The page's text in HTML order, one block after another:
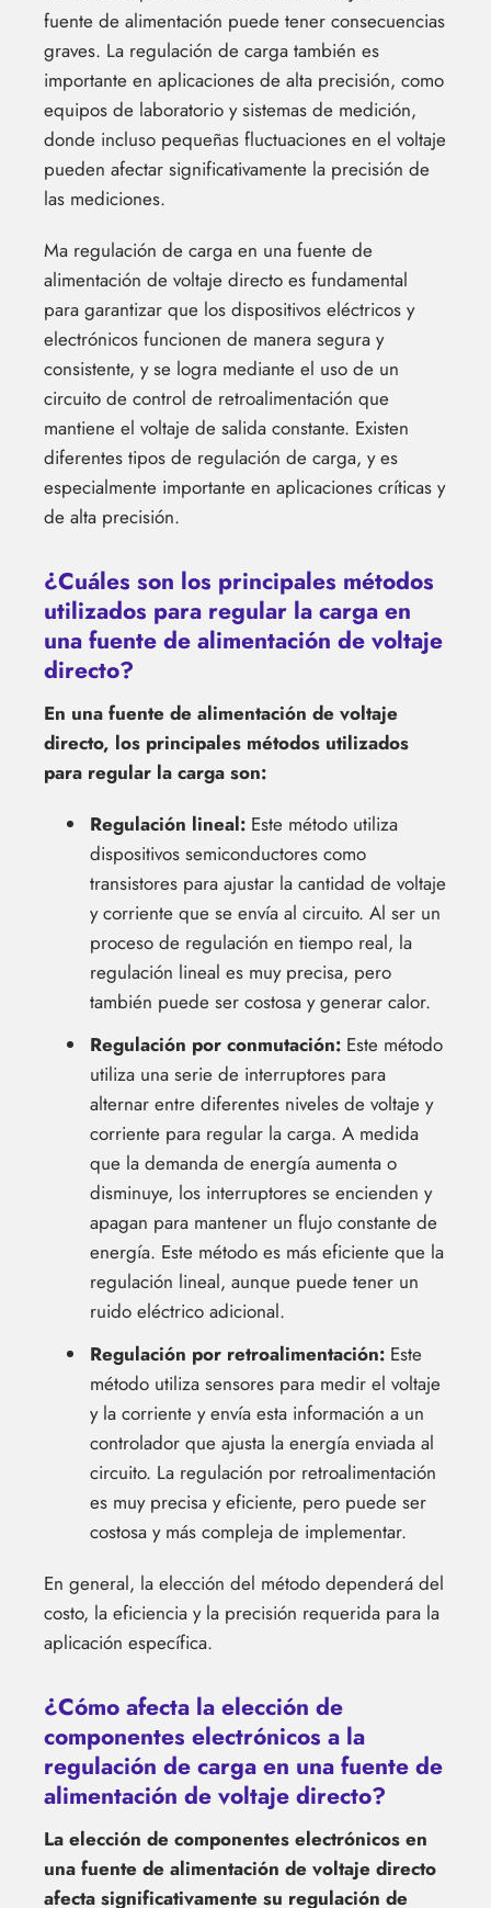
fuente de alimentación puede tener consecuencias
graves. La regulación de carga también es
importante en aplicaciones de alta precisión, como
equipos de laboratorio y sistemas de medición,
donde incluso pequeñas fluctuaciones en el voltaje
pueden afectar significativamente la precisión de
las mediciones.
Ma regulación de carga en una fuente de
alimentación de voltaje directo es fundamental
para garantizar que los dispositivos eléctricos y
electrónicos funcionen de manera segura y
consistente, y se logra mediante el uso de un
circuito de control de retroalimentación que
mantiene el voltaje de salida constante. Existen
diferentes tipos de regulación de carga, y es
especialmente importante en aplicaciones críticas y
de alta precisión.
¿Cuáles son los principales métodos
utilizados para regular la carga en
una fuente de alimentación de voltaje
directo?
En una fuente de alimentación de voltaje
directo, los principales métodos utilizados
para regular la carga son:
Regulación lineal: Este método utiliza
dispositivos semiconductores como
transistores para ajustar la cantidad de voltaje
y corriente que se envía al circuito. Al ser un
proceso de regulación en tiempo real, la
regulación lineal es muy precisa, pero
también puede ser costosa y generar calor.
Regulación por conmutación: Este método
utiliza una serie de interruptores para
alternar entre diferentes niveles de voltaje y
corriente para regular la carga. A medida
que la demanda de energía aumenta o
disminuye, los interruptores se encienden y
apagan para mantener un flujo constante de
energía. Este método es más eficiente que la
regulación lineal, aunque puede tener un
ruido eléctrico adicional.
Regulación por retroalimentación: Este
método utiliza sensores para medir el voltaje
y la corriente y envía esta información a un
controlador que ajusta la energía enviada al
circuito. La regulación por retroalimentación
es muy precisa y eficiente, pero puede ser
costosa y más compleja de implementar.
En general, la elección del método dependerá del
costo, la eficiencia y la precisión requerida para la
aplicación específica.
¿Cómo afecta la elección de
componentes electrónicos a la
regulación de carga en una fuente de
alimentación de voltaje directo?
La elección de componentes electrónicos en
una fuente de alimentación de voltaje directo
afecta significativamente su regulación de